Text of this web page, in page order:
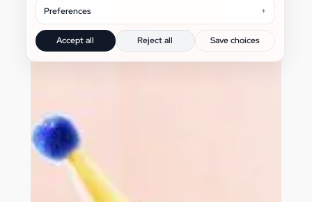
Preferences
Accept all Reject all Save choices